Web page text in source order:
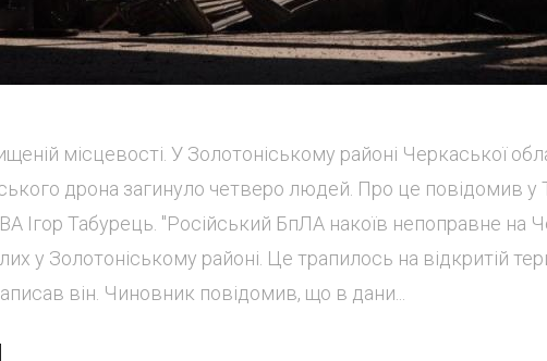
місцевості. У Золотоніському районі Черкаської
дрона загинуло четверо людей. Про це повідомив у
Ігор Табурець. "Російський БпЛА накоїв непоправне на
у Золотоніському районі. Це трапилось на відкритій
він. Чиновник повідомив, що в дани...